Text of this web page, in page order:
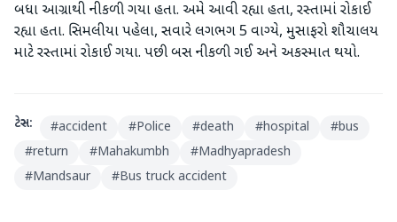
બધા આગ્રાથી નીકળી ગયા હતા. અમે આવી રહ્યા હતા, રસ્તામાં રોકાઈ
રહ્યા હતા. સિમલીયા પહેલા, સવારે લગભગ 5 વાગ્યે, મુસાફરો શૌચાલય
માટે રસ્તામાં રોકાઈ ગયા. પછી બસ નીકળી ગઈ અને અકસ્માત થયો.
ટેગ્સ: #accident #Police #death #hospital #bus
#return #Mahakumbh #Madhyapradesh
#Mandsaur #Bus truck accident